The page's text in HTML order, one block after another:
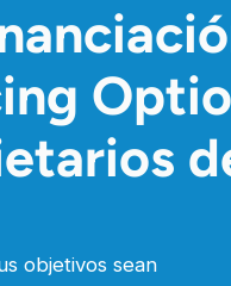
objetivos sean